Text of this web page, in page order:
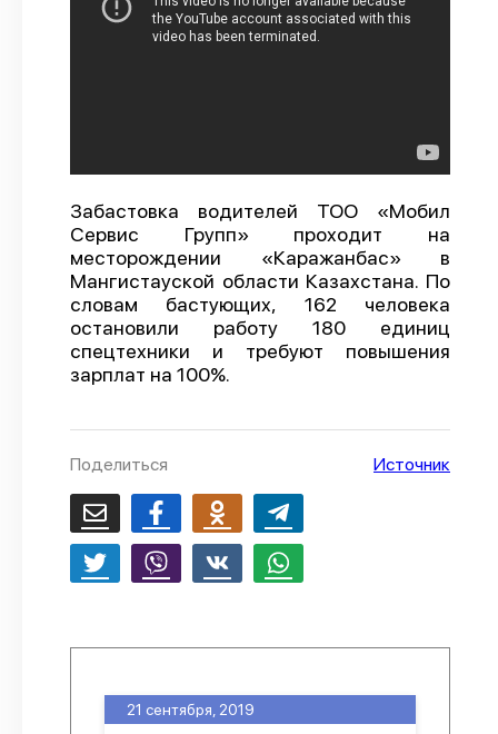
О проекте
Забастовка водителей ТОО «Мобил
Сервис Групп» проходит на
месторождении «Каражанбас» в
Мангистауской области Казахстана. По
словам бастующих, 162 человека
остановили работу 180 единиц
спецтехники и требуют повышения
зарплат на 100%.
Поделиться Источник
21 сентября, 2019